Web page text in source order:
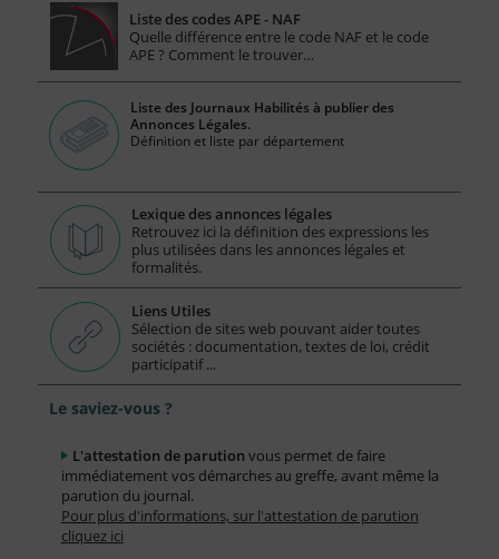
Liste des codes APE - NAF
Quelle différence entre le code NAF et le code
APE ? Comment le trouver…
Liste des Journaux Habilités à publier des
Annonces Légales.
Définition et liste par département
Lexique des annonces légales
Retrouvez ici la définition des expressions les
plus utilisées dans les annonces légales et
formalités.
Liens Utiles
Sélection de sites web pouvant aider toutes
sociétés : documentation, textes de loi, crédit
participatif ...
Le saviez-vous ?
L'attestation de parution vous permet de faire
immédiatement vos démarches au greffe, avant même la
parution du journal.
Pour plus d'informations, sur l'attestation de parution
cliquez ici